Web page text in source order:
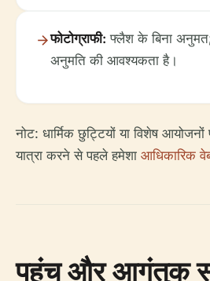
फोटोग्राफी: फ्लैश के बिना अनुमत;
अनुमति की आवश्यकता है।
नोट: धार्मिक छुट्टियों या विशेष
यात्रा करने से पहले हमेशा आधिकारिक
पहुंच और आगंतुक